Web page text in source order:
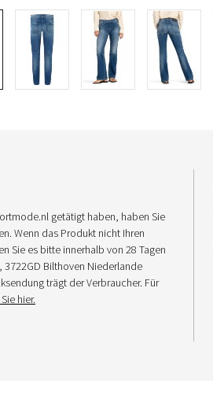
getätigt haben, haben Sie
Wenn das Produkt nicht Ihren
Sie es bitte innerhalb von 28 Tagen
3722GD Bilthoven Niederlande
trägt der Verbraucher. Für
hier.